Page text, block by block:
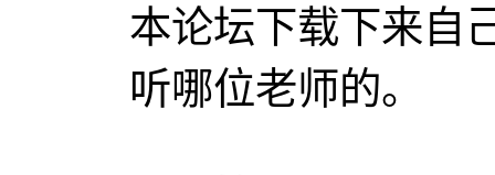
本论坛下载下来自
听哪位老师的。